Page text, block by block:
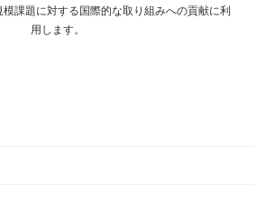
課題に対する国際的な取り組みへの貢献に利
用します。